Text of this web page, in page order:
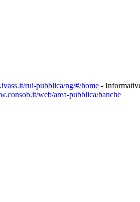
rui-pubblica/ng/#/home -
web/area-pubblica/banche